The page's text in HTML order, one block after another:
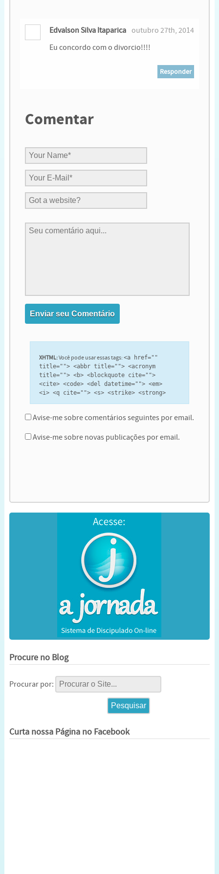
Edvalson Silva Itaparica
outubro 27th, 2014
Eu concordo com o divorcio!!!!
Responder
Comentar
XHTML:Você pode usar essas tags: <a href=""
title=""> <abbr title=""> <acronym
title=""> <b> <blockquote cite="">
<cite> <code> <del datetime=""> <em>
<i> <q cite=""> <s> <strike> <strong>
Avise-me sobre comentários seguintes por email.
Avise-me sobre novas publicações por email.
Procure no Blog
Procurar por:
Curta nossa Página no Facebook